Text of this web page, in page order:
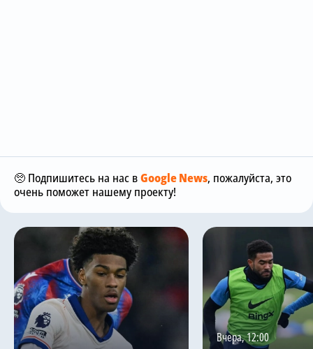
🥺 Подпишитесь на нас вGoogle News, пожалуйста, это
очень поможет нашему проекту!
Вчера, 12:00